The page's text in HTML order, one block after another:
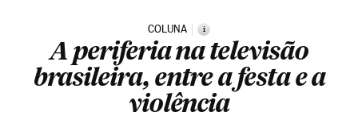
COLUNA i
A periferia na televisão
brasileira, entre a festa e a
violência